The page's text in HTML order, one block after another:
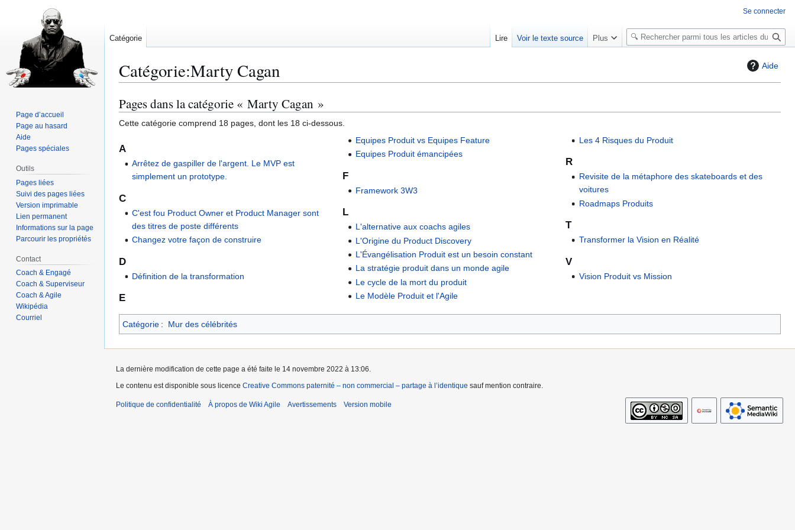
Aide
Catégorie:Marty Cagan
Aller
à
la
Aller
à
la
Pages dans la catégorie « Marty Cagan »
Cette catégorie comprend 18 pages, dont les 18 ci-dessous.
A
Arrêtez de gaspiller de l'argent. Le MVP est
simplement un prototype.
C
C'est fou Product Owner et Product Manager sont
des titres de poste différents
Changez votre façon de construire
D
Définition de la transformation
E
Equipes Produit vs Equipes Feature
Equipes Produit émancipées
F
Framework 3W3
L
L'alternative aux coachs agiles
L'Origine du Product Discovery
L'Évangélisation Produit est un besoin constant
La stratégie produit dans un monde agile
Le cycle de la mort du produit
Le Modèle Produit et l'Agile
Les 4 Risques du Produit
R
Revisite de la métaphore des skateboards et des
voitures
Roadmaps Produits
T
Transformer la Vision en Réalité
V
Vision Produit vs Mission
Catégorie : Mur des célébrités
Se connecter
Catégorie Lire Voir le texte source Plus
R
e
e
c
e
Page d’accueil
Page au hasard
Aide
Pages spéciales
Outils
Pages liées
Suivi des pages liées
Version imprimable
Lien permanent
Informations sur la page
Parcourir les propriétés
Contact
Coach & Engagé
Coach & Superviseur
Coach & Agile
Wikipédia
Courriel
La dernière modification de cette page a été faite le 14 novembre 2022 à 13:06.
Le contenu est disponible sous licence Creative Commons paternité – non commercial – partage à l’identique sauf mention contraire.
Politique de confidentialité À propos de Wiki Agile Avertissements Version mobile